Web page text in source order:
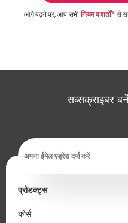
आगे बढ़ने पर, आप सभीनियम व शर्तों*से
सब्सक्राइबर
ईमेल एड्रेस आवश्यक है
प्रोडक्ट्स
कोर्स